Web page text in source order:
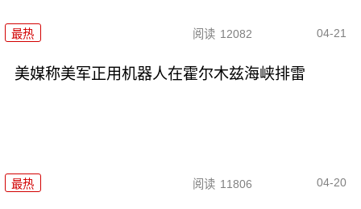
最热 阅读 12082 04-21
美媒称美军正用机器人在霍尔木兹海峡排雷
最热 阅读 11806 04-20